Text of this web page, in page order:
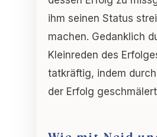
ihm seinen Status
machen. Gedanklich
Kleinreden des
tatkräftig, indem
der Erfolg